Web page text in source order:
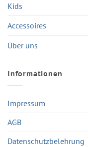
Kids
Accessoires
Über uns
Informationen
Impressum
AGB
Datenschutzbelehrung